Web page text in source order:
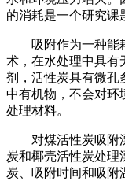
的消耗是一个研究课
吸附作为一种能耗
术，在水处理中具有
剂，活性炭具有微孔
中有机物，不会对环
处理材料。
对煤活性炭吸附漂
炭和椰壳活性炭处理
炭、吸附时间和吸附